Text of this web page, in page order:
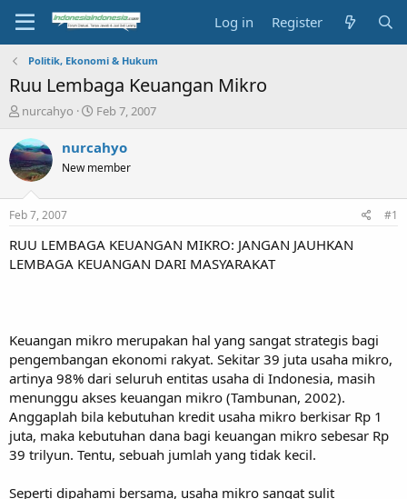
Log in Register
Politik, Ekonomi & Hukum
Ruu Lembaga Keuangan Mikro
T
r
e
a
s
t
a
r
t
nurcahyo
S
a
t
e
Feb 7, 2007
nurcahyo
New member
Feb 7, 2007 #1
RUU LEMBAGA KEUANGAN MIKRO: JANGAN JAUHKAN
LEMBAGA KEUANGAN DARI MASYARAKAT
Keuangan mikro merupakan hal yang sangat strategis bagi
pengembangan ekonomi rakyat. Sekitar 39 juta usaha mikro,
artinya 98% dari seluruh entitas usaha di Indonesia, masih
menunggu akses keuangan mikro (Tambunan, 2002).
Anggaplah bila kebutuhan kredit usaha mikro berkisar Rp 1
juta, maka kebutuhan dana bagi keuangan mikro sebesar Rp
39 trilyun. Tentu, sebuah jumlah yang tidak kecil.
Seperti dipahami bersama, usaha mikro sangat sulit